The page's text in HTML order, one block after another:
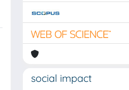
social impact